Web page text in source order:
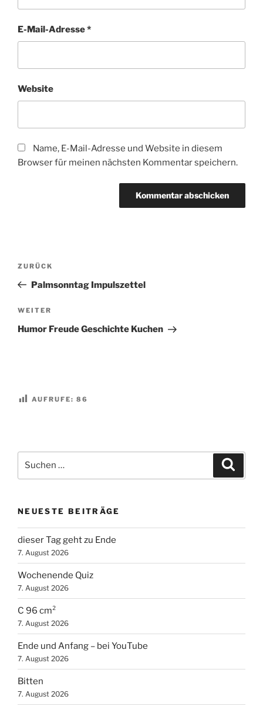
E-Mail-Adresse*
Website
Name, E-Mail-Adresse und Website in diesem
Browser für meinen nächsten Kommentar speichern.
Beitragsnavigation
Vorheriger
Beitrag
ZURÜCK
Palmsonntag Impulszettel
Nächster
Beitrag
WEITER
Humor Freude Geschichte Kuchen
AUFRUFE: 86
nach:
NEUESTE BEITRÄGE
dieser Tag geht zu Ende
7. August 2026
Wochenende Quiz
7. August 2026
C 96 cm²
7. August 2026
Ende und Anfang – bei YouTube
7. August 2026
Bitten
7. August 2026